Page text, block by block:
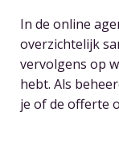
In de online
overzichtelijk
vervolgens op
hebt. Als
je of de offerte